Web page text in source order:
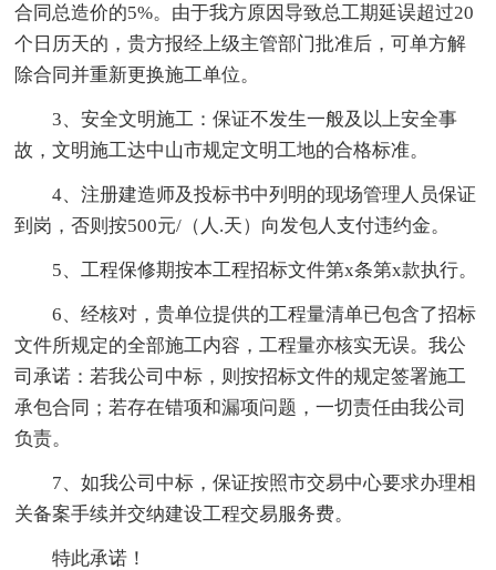
合同总造价的5%。由于我方原因导致总工期延误超过20
个日历天的，贵方报经上级主管部门批准后，可单方解
除合同并重新更换施工单位。
3、安全文明施工：保证不发生一般及以上安全事
故，文明施工达中山市规定文明工地的合格标准。
4、注册建造师及投标书中列明的现场管理人员保证
到岗，否则按500元/（人.天）向发包人支付违约金。
5、工程保修期按本工程招标文件第x条第x款执行。
6、经核对，贵单位提供的工程量清单已包含了招标
文件所规定的全部施工内容，工程量亦核实无误。我公
司承诺：若我公司中标，则按招标文件的规定签署施工
承包合同；若存在错项和漏项问题，一切责任由我公司
负责。
7、如我公司中标，保证按照市交易中心要求办理相
关备案手续并交纳建设工程交易服务费。
特此承诺！